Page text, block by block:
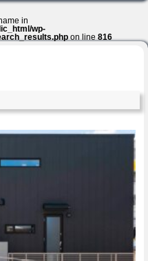
in
wp-
on line 816